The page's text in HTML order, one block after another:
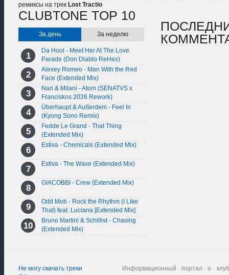
ремиксы на трек Lost Tractio
CLUBTONE TOP 10
За день За неделю
Da Hool - Meet Her At The Love
Parade (Don Diablo ReHex)
Alexey Romeo - Man With the Red
Face (Extended Mix)
Nari & Milani - Atom (SENATVS x
Franciskos 2026 Rework)
Überhaupt & Außerdem - Feel In
(Kyong Sono Remix)
Fedde Le Grand - That Thing
(Extended Mix)
Estiva - Chemicals (Extended Mix)
Estiva - The Wave (Extended Mix)
GIACOBBI - Crew (Extended Mix)
Odd Mob - Rock the Rhythm (I Like
That) feat. Luciana [Extended Mix]
Bruno Martini & Schillist - Chasing
(Extended Mix)
Не могу скачать треки
Информационный портал о